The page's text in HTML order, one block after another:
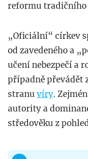
reformu tradičního
„Oficiální“ církev
od zavedeného a
učení nebezpečí a
případně převádět
stranu víry.
autority a
středověku z